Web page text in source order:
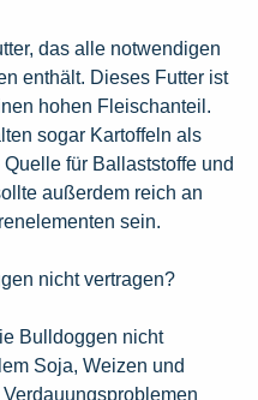
das alle notwendigen
enthält. Dieses Futter ist
hohen Fleischanteil.
sogar Kartoffeln als
für Ballaststoffe und
außerdem reich an
sein.
nicht vertragen?
Bulldoggen nicht
Soja, Weizen und